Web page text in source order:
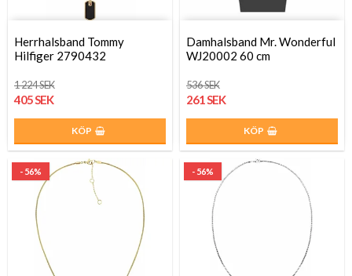
Herrhalsband Tommy
Hilfiger 2790432
1 224 SEK
405 SEK
KÖP
Damhalsband Mr. Wonderful
WJ20002 60 cm
536 SEK
261 SEK
KÖP
- 56% - 56%